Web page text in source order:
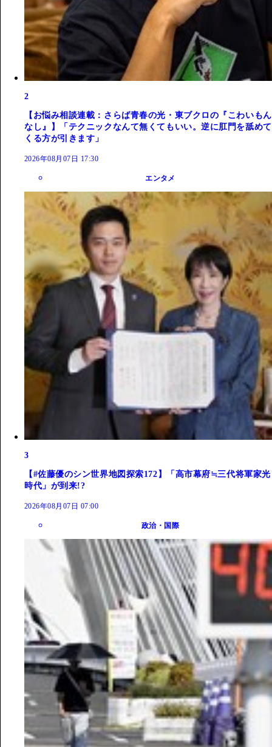
2
【お悩み相談連載：さらば青春の光・東ブクロの『こわいもん
なし』】「テクニックなんて無くてもいい。逆に肛門を舐めて
くる方が引きます」
2026年08月07日 17:30
エンタメ
3
【#佐藤優のシン世界地図探索172】「高市幕府≒三代将軍家光
時代」が到来!?
2026年08月07日 07:00
政治・国際